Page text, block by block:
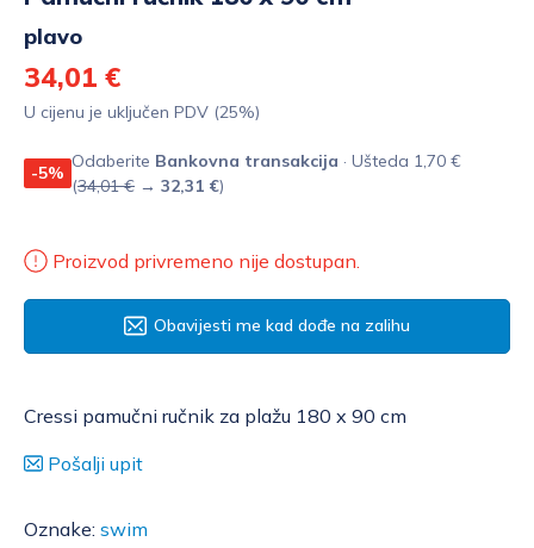
plavo
34,01 €
U cijenu je uključen PDV (25%)
-5%
Odaberite Bankovna transakcija · Ušteda 1,70 €
(34,01 € → 32,31 €)
Proizvod privremeno nije dostupan.
Obavijesti me kad dođe na zalihu
Cressi pamučni ručnik za plažu 180 x 90 cm
Pošalji upit
Oznake: swim